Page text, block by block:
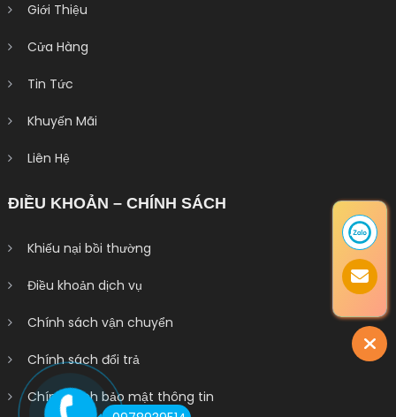
Giới Thiệu
Cửa Hàng
Tin Tức
Khuyến Mãi
Liên Hệ
ĐIỀU KHOẢN – CHÍNH SÁCH
Khiếu nại bồi thường
Điều khoản dịch vụ
Chính sách vận chuyển
Chính sách đổi trả
Chính sách bảo mật thông tin